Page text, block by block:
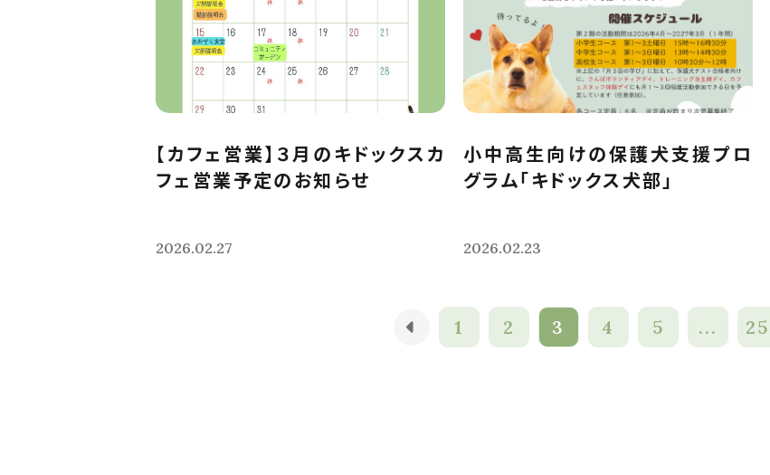
【カフェ営業】３月のキドックスカ
フェ営業予定のお知らせ
2026.02.27
小中高生向けの保護犬支援プロ
グラム「キドックス犬部」
2026.02.23
1 2 3 4 5 ... 25